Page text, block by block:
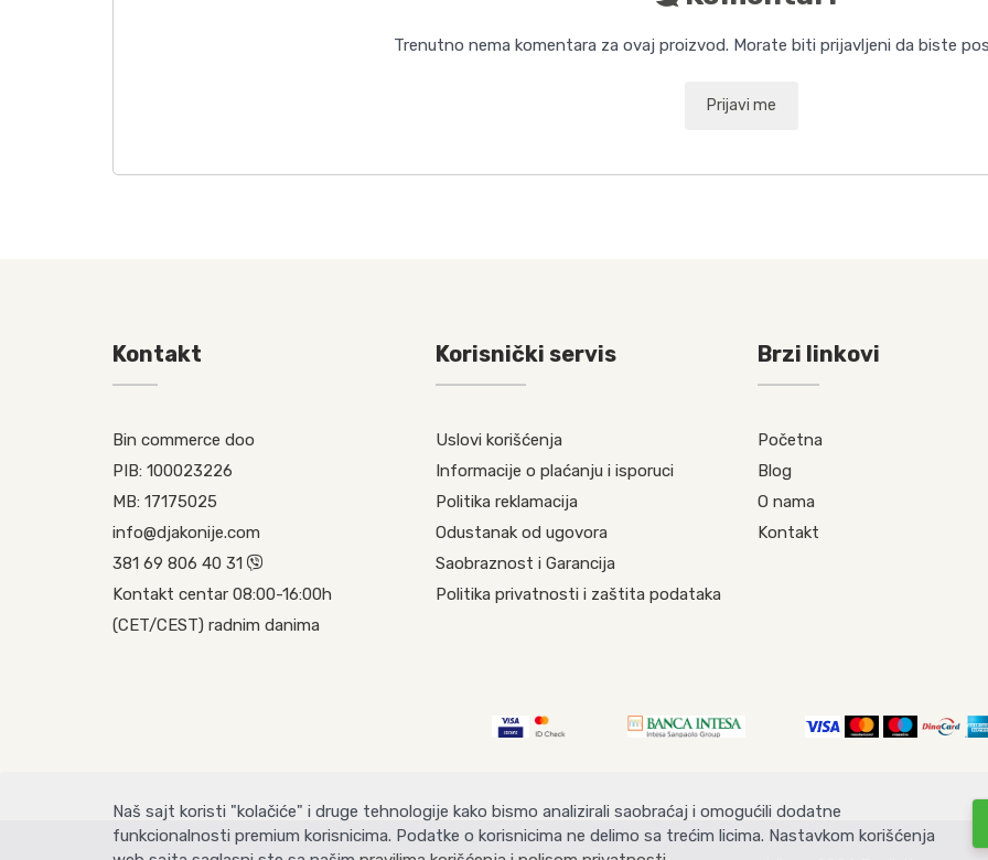
Naš sajt koristi "kolačiće" i druge tehnologije kako bismo analizirali saobraćaj i omogućili dodatne
funkcionalnosti premium korisnicima. Podatke o korisnicima ne delimo sa trećim licima. Nastavkom korišćenja
Trenutno nema komentara za ovaj proizvod. Morate biti prijavljeni da biste
Prijavi me
Kontakt
Bin commerce doo
PIB: 100023226
MB: 17175025
info@djakonije.com
381 69 806 40 31
Kontakt centar 08:00-16:00h
(CET/CEST) radnim danima
Korisnički servis
Uslovi korišćenja
Informacije o plaćanju i isporuci
Politika reklamacija
Odustanak od ugovora
Saobraznost i Garancija
Politika privatnosti i zaštita podataka
Brzi linkovi
Početna
Blog
O nama
Kontakt